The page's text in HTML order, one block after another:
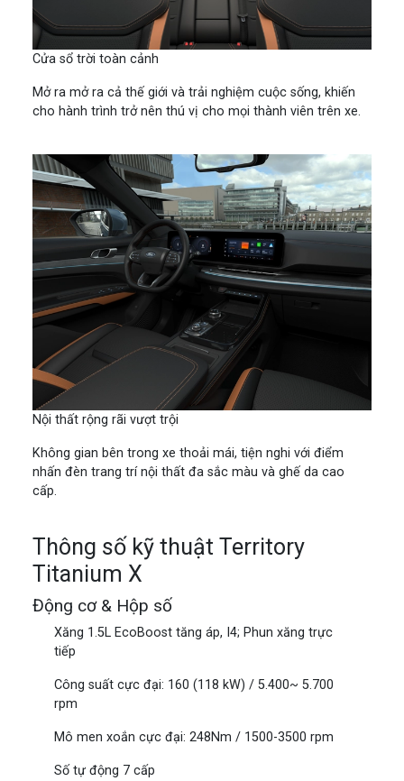
Cửa sổ trời toàn cảnh
Mở ra mở ra cả thế giới và trải nghiệm cuộc sống, khiến
cho hành trình trở nên thú vị cho mọi thành viên trên xe.
Nội thất rộng rãi vượt trội
Không gian bên trong xe thoải mái, tiện nghi với điểm
nhấn đèn trang trí nội thất đa sắc màu và ghế da cao
cấp.
Thông số kỹ thuật Territory
Titanium X
Động cơ & Hộp số
Xăng 1.5L EcoBoost tăng áp, I4; Phun xăng trực
tiếp
Công suất cực đại: 160 (118 kW) / 5.400~ 5.700
rpm
Mô men xoắn cực đại: 248Nm / 1500-3500 rpm
Số tự động 7 cấp